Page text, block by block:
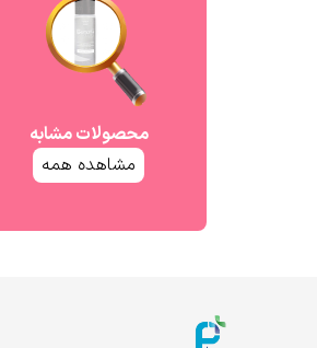
محصولات مشابه
مشاهده همه